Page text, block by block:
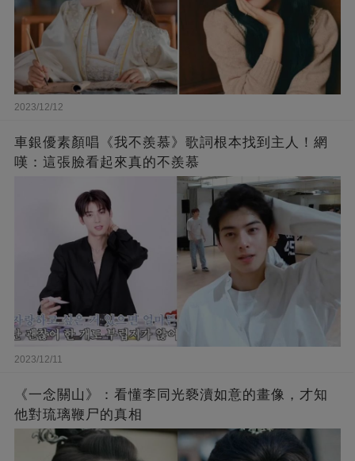
2023/12/12
車銀優素顏唱《我不羨慕》歌詞根本找到主人！網
嘆：這張臉看起來真的不羨慕
2023/12/11
《一念關山》：看懂李同光褻瀆如意的畫像，才知
他對琉璃鞭尸的真相